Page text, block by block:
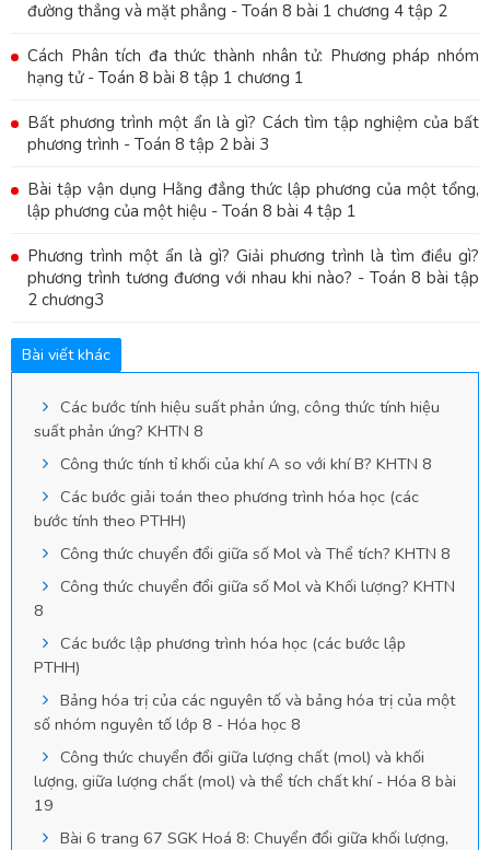
đường thẳng và mặt phẳng - Toán 8 bài 1 chương 4 tập 2
Cách Phân tích đa thức thành nhân tử: Phương pháp nhóm
hạng tử - Toán 8 bài 8 tập 1 chương 1
Bất phương trình một ẩn là gì? Cách tìm tập nghiệm của bất
phương trình - Toán 8 tập 2 bài 3
Bài tập vận dụng Hằng đẳng thức lập phương của một tổng,
lập phương của một hiệu - Toán 8 bài 4 tập 1
Phương trình một ẩn là gì? Giải phương trình là tìm điều gì?
phương trình tương đương với nhau khi nào? - Toán 8 bài tập
2 chương3
Bài viết khác
Các bước tính hiệu suất phản ứng, công thức tính hiệu
suất phản ứng? KHTN 8
Công thức tính tỉ khối của khí A so với khí B? KHTN 8
Các bước giải toán theo phương trình hóa học (các
bước tính theo PTHH)
Công thức chuyển đổi giữa số Mol và Thể tích? KHTN 8
Công thức chuyển đổi giữa số Mol và Khối lượng? KHTN
8
Các bước lập phương trình hóa học (các bước lập
PTHH)
Bảng hóa trị của các nguyên tố và bảng hóa trị của một
số nhóm nguyên tố lớp 8 - Hóa học 8
Công thức chuyển đổi giữa lượng chất (mol) và khối
lượng, giữa lượng chất (mol) và thể tích chất khí - Hóa 8 bài
19
Bài 6 trang 67 SGK Hoá 8: Chuyển đổi giữa khối lượng,